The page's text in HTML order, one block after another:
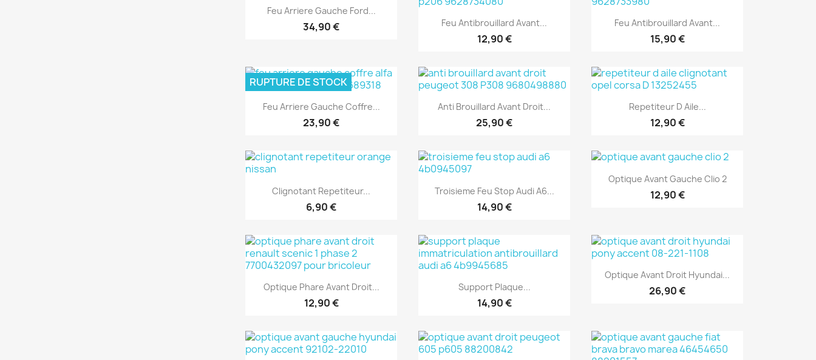
Aperçu rapide
Feu Arriere Gauche Ford...
34,90 € Aperçu rapide
Feu Antibrouillard Avant...
12,90 €
Aperçu rapide
Feu Antibrouillard Avant...
15,90 €
Aperçu rapide
Feu Arriere Gauche Coffre...
23,90 €
RUPTURE DE STOCK
Aperçu rapide
Anti Brouillard Avant Droit...
25,90 €
Aperçu rapide
Repetiteur D Aile...
12,90 €
Aperçu rapide
Clignotant Repetiteur...
6,90 €
Aperçu rapide
Troisieme Feu Stop Audi A6...
14,90 €
Aperçu rapide
Optique Avant Gauche Clio 2
12,90 €
Aperçu rapide
Optique Phare Avant Droit...
12,90 €
Aperçu rapide
Support Plaque...
14,90 €
 Aperçu rapide
Optique Avant Droit Hyundai...
26,90 €